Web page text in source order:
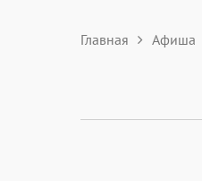
Главная Афиша